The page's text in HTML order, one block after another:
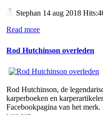
Stephan 14 aug 2018
Read more
Rod Hutchinson overleden
Rod Hutchinson, de
karperboeken en
Facebookpagina van het